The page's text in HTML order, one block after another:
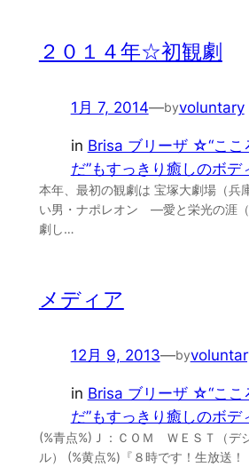
２０１４年☆初観劇
1月 7, 2014—byvoluntary
in Brisa ブリーザ ☆“ここ
だ”もすっきり癒しのボデ
本年、最初の観劇は 宝塚大劇場（兵
い男・ナポレオン —愛と栄光の涯
劇し…
メディア
12月 9, 2013—by
in Brisa ブリーザ ☆“ここ
だ”もすっきり癒しのボデ
(%青点%)Ｊ：ＣＯＭ ＷＥＳＴ（デ
ル） (%黄点%)『８時です！生放送